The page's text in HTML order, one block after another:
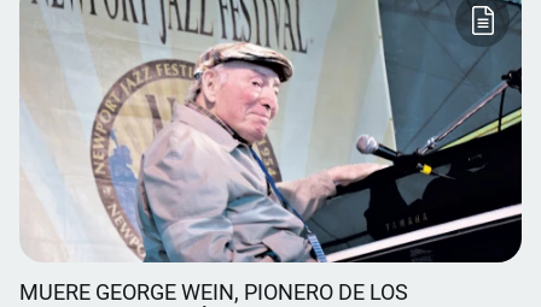
MUERE GEORGE WEIN, PIONERO DE LOS